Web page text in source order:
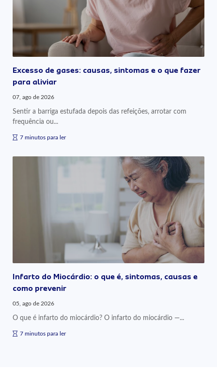
Excesso de gases: causas, sintomas e o que fazer
para aliviar
07, ago de 2026
Sentir a barriga estufada depois das refeições, arrotar com
frequência ou...
7 minutos para ler
Infarto do Miocárdio: o que é, sintomas, causas e
como prevenir
05, ago de 2026
O que é infarto do miocárdio? O infarto do miocárdio —...
7 minutos para ler